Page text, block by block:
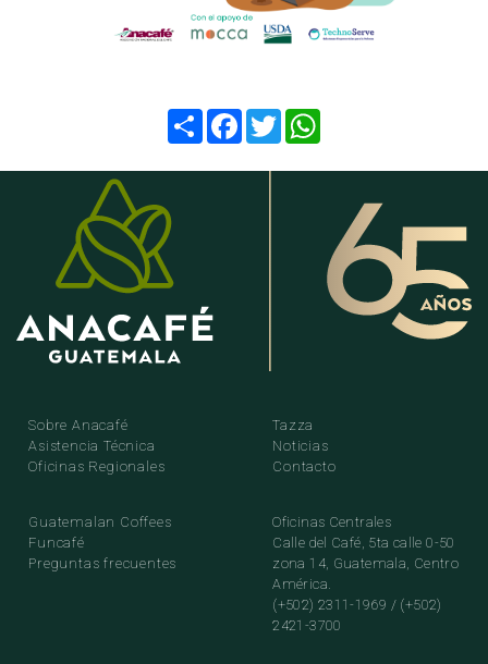
CompartirFacebook
Twitter
Sobre Anacafé
Asistencia Técnica
Oficinas Regionales
Tazza
Noticias
Contacto
Guatemalan Coffees
Funcafé
Preguntas frecuentes
Oficinas Centrales
Calle del Café, 5ta calle 0-50
zona 14, Guatemala, Centro
América.
(+502) 2311-1969 / (+502)
2421-3700